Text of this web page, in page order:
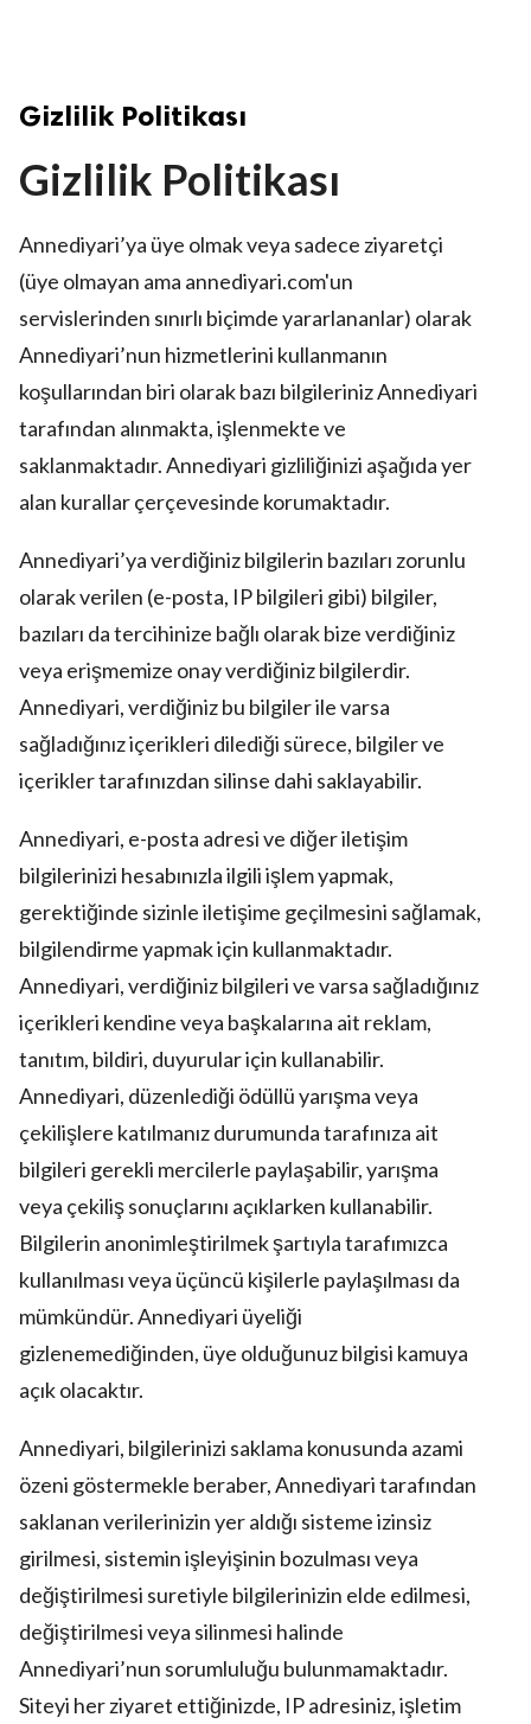
Gizlilik Politikası
Gizlilik Politikası
Annediyari’ya üye olmak veya sadece ziyaretçi
(üye olmayan ama annediyari.com'un
servislerinden sınırlı biçimde yararlananlar) olarak
Annediyari’nun hizmetlerini kullanmanın
koşullarından biri olarak bazı bilgileriniz Annediyari
tarafından alınmakta, işlenmekte ve
saklanmaktadır. Annediyari gizliliğinizi aşağıda yer
alan kurallar çerçevesinde korumaktadır.
Annediyari’ya verdiğiniz bilgilerin bazıları zorunlu
olarak verilen (e-posta, IP bilgileri gibi) bilgiler,
bazıları da tercihinize bağlı olarak bize verdiğiniz
veya erişmemize onay verdiğiniz bilgilerdir.
Annediyari, verdiğiniz bu bilgiler ile varsa
sağladığınız içerikleri dilediği sürece, bilgiler ve
içerikler tarafınızdan silinse dahi saklayabilir.
Annediyari, e-posta adresi ve diğer iletişim
bilgilerinizi hesabınızla ilgili işlem yapmak,
gerektiğinde sizinle iletişime geçilmesini sağlamak,
bilgilendirme yapmak için kullanmaktadır.
Annediyari, verdiğiniz bilgileri ve varsa sağladığınız
içerikleri kendine veya başkalarına ait reklam,
tanıtım, bildiri, duyurular için kullanabilir.
Annediyari, düzenlediği ödüllü yarışma veya
çekilişlere katılmanız durumunda tarafınıza ait
bilgileri gerekli mercilerle paylaşabilir, yarışma
veya çekiliş sonuçlarını açıklarken kullanabilir.
Bilgilerin anonimleştirilmek şartıyla tarafımızca
kullanılması veya üçüncü kişilerle paylaşılması da
mümkündür. Annediyari üyeliği
gizlenemediğinden, üye olduğunuz bilgisi kamuya
açık olacaktır.
Annediyari, bilgilerinizi saklama konusunda azami
özeni göstermekle beraber, Annediyari tarafından
saklanan verilerinizin yer aldığı sisteme izinsiz
girilmesi, sistemin işleyişinin bozulması veya
değiştirilmesi suretiyle bilgilerinizin elde edilmesi,
değiştirilmesi veya silinmesi halinde
Annediyari’nun sorumluluğu bulunmamaktadır.
Siteyi her ziyaret ettiğinizde, IP adresiniz, işletim